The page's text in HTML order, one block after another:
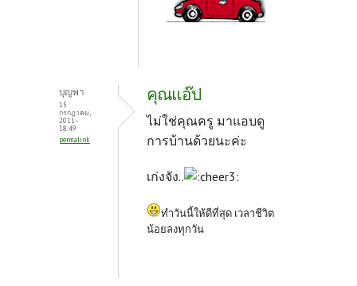
บุญพา
15
กรกฎาคม,
2011 -
18:49
permalink
คุณแอ๊ป
ไม่ใช่คุณครู มาแอบดู
การบ้านด้วยนะค่ะ
เก่งจัง..
ทำวันนี้ให้ดีที่สุด เวลาชีวิต
น้อยลงทุกวัน